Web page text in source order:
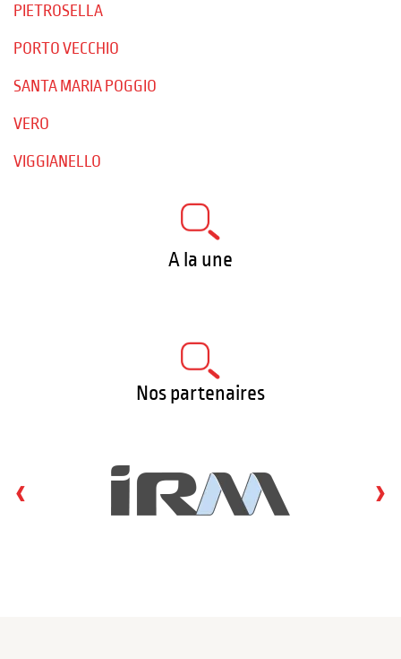
PIETROSELLA
PORTO VECCHIO
SANTA MARIA POGGIO
VERO
VIGGIANELLO
A la une
Nos partenaires
‹ ›